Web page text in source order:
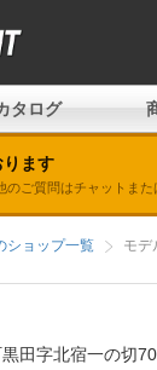
タログ
ます
のご質問はチャットまた
ショップ一覧 モデ
田字北宿一の切70